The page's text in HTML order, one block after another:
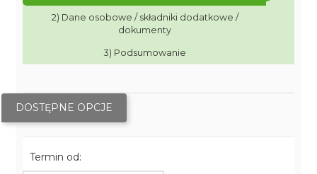
2) Dane osobowe / składniki dodatkowe /
dokumenty
3) Podsumowanie
DOSTĘPNE OPCJE
Termin od: